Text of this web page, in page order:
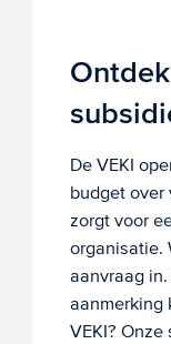
De VEKI
budget over
zorgt voor
organisatie.
aanvraag
aanmerking
VEKI?